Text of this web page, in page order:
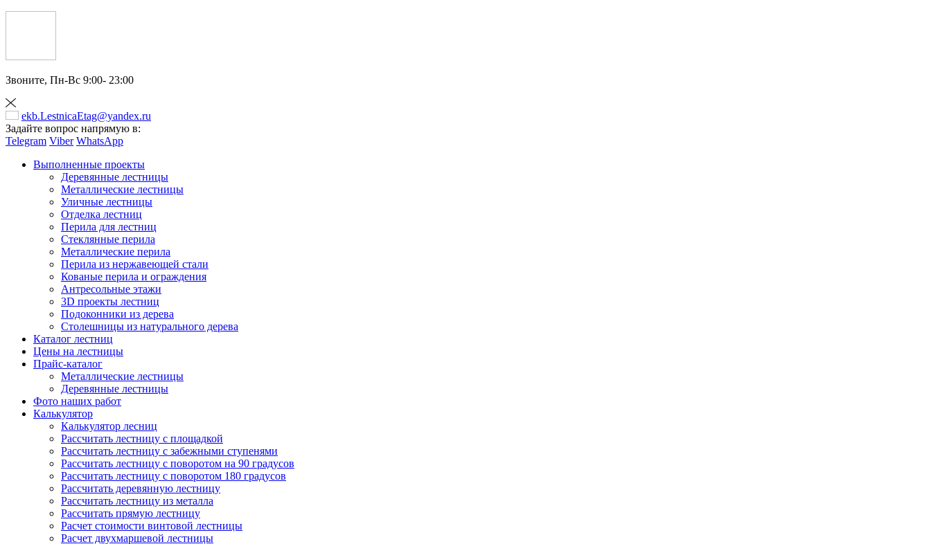
Звоните, Пн-Вс 9:00- 23:00
ekb.LestnicaEtag@yandex.ru
Задайте вопрос напрямую в:
Telegram Viber WhatsApp
Выполненные проекты
Деревянные лестницы
Металлические лестницы
Уличные лестницы
Отделка лестниц
Перила для лестниц
Стеклянные перила
Металлические перила
Перила из нержавеющей стали
Кованые перила и ограждения
Антресольные этажи
3D проекты лестниц
Подоконники из дерева
Столешницы из натурального дерева
Каталог лестниц
Цены на лестницы
Прайс-каталог
Металлические лестницы
Деревянные лестницы
Фото наших работ
Калькулятор
Калькулятор лесниц
Рассчитать лестницу с площадкой
Рассчитать лестницу с забежными ступенями
Рассчитать лестницу с поворотом на 90 градусов
Рассчитать лестницу с поворотом 180 градусов
Рассчитать деревянную лестницу
Рассчитать лестницу из металла
Рассчитать прямую лестницу
Расчет стоимости винтовой лестницы
Расчет двухмаршевой лестницы